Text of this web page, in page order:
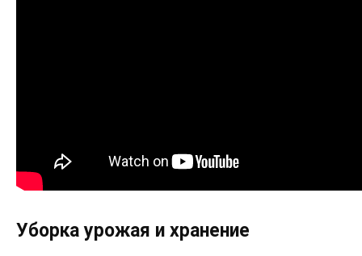
Уборка урожая и хранение